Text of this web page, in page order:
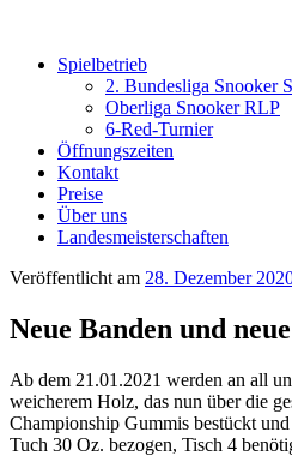
Spielbetrieb
2. Bundesliga Snooker
Oberliga Snooker RLP
6-Red-Turnier
Öffnungszeiten
Kontakt
Preise
Über uns
Landesmeisterschaften
Veröffentlicht am 28. Dezember
Neue Banden und
Ab dem 21.01.2021 werden an all
weicherem Holz, das nun über die
Championship Gummis bestückt
Tuch 30 Oz. bezogen, Tisch 4